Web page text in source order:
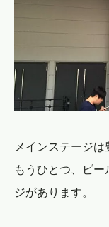
メインステージは
もうひとつ、ビ
ジがあります。